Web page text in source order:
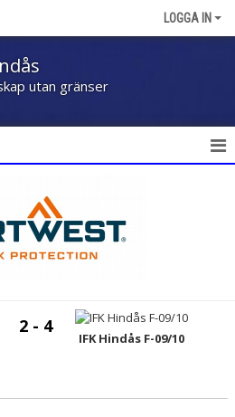
LOGGA IN
utan gränser
2 - 4
IFK Hindås F-09/10